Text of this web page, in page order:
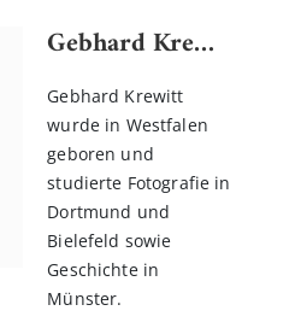
Gebhard Krewitt
Gebhard Krewitt
wurde in Westfalen
geboren und
studierte Fotografie in
Dortmund und
Bielefeld sowie
Geschichte in
Münster.